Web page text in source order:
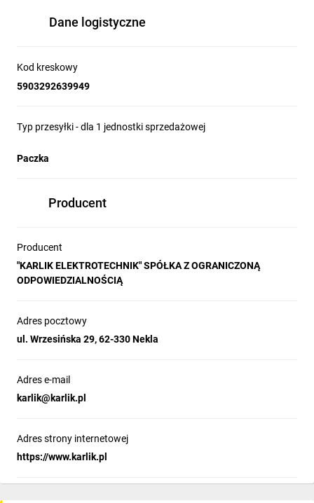
Dane logistyczne
Kod kreskowy
5903292639949
Typ przesyłki - dla 1 jednostki sprzedażowej
Paczka
Producent
Producent
"KARLIK ELEKTROTECHNIK" SPÓŁKA Z OGRANICZONĄ
ODPOWIEDZIALNOŚCIĄ
Adres pocztowy
ul. Wrzesińska 29, 62-330 Nekla
Adres e-mail
karlik@karlik.pl
Adres strony internetowej
https://www.karlik.pl